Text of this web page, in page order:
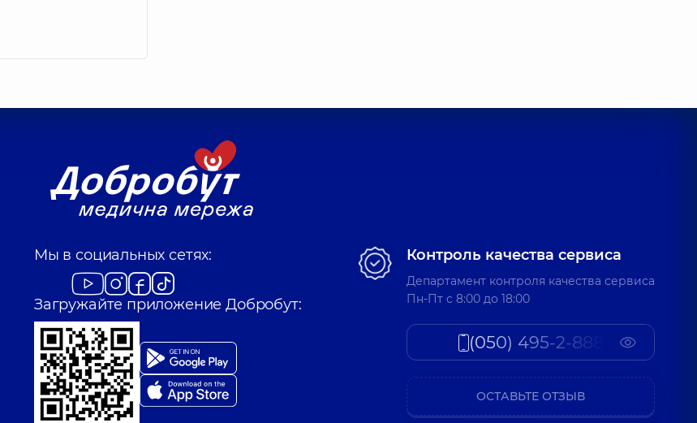
Мы в социальных сетях:
Загружайте приложение Добробут:
Контроль качества сервиса
Департамент контроля качества сервиса
Пн-Пт c 8:00 до 18:00
(050) 495-2-888
ОСТАВЬТЕ ОТЗЫВ